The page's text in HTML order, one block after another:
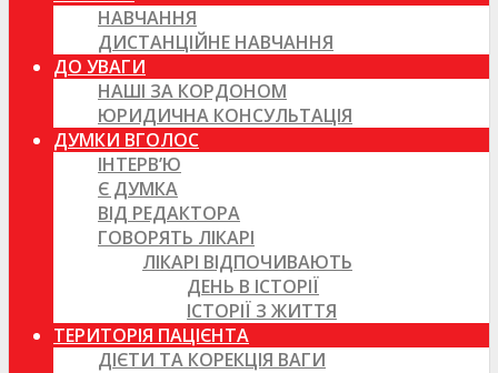
НАВЧАННЯ
ДИСТАНЦІЙНЕ НАВЧАННЯ
ДО УВАГИ
НАШІ ЗА КОРДОНОМ
ЮРИДИЧНА КОНСУЛЬТАЦІЯ
ДУМКИ ВГОЛОС
ІНТЕРВ’Ю
Є ДУМКА
ВІД РЕДАКТОРА
ГОВОРЯТЬ ЛІКАРІ
ЛІКАРІ ВІДПОЧИВАЮТЬ
ДЕНЬ В ІСТОРІЇ
ІСТОРІЇ З ЖИТТЯ
ТЕРИТОРІЯ ПАЦІЄНТА
ДІЄТИ ТА КОРЕКЦІЯ ВАГИ